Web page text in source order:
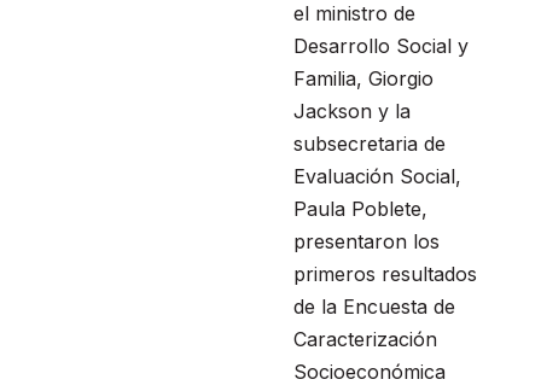
el ministro de
Desarrollo Social y
Familia, Giorgio
Jackson y la
subsecretaria de
Evaluación Social,
Paula Poblete,
presentaron los
primeros resultados
de la Encuesta de
Caracterización
Socioeconómica